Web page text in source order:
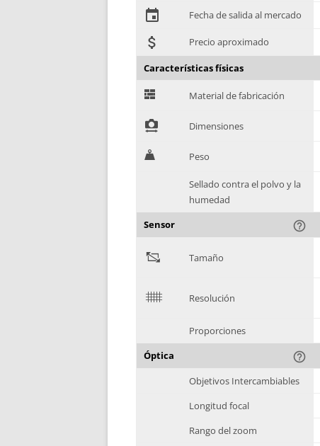
event Fecha de salida al mercado
attach_money Precio aproximado
Características físicas
G Material de fabricación
! Dimensiones
H Peso
Sellado contra el polvo y la
humedad
Sensor help_outline
" Tamaño
$ Resolución
Proporciones
Óptica
help_outline
Objetivos Intercambiables
Longitud focal
Rango del zoom